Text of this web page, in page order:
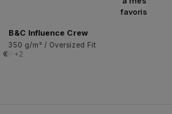
favoris
B&C Influence Crew
350 g/m² / Oversized Fit
+2